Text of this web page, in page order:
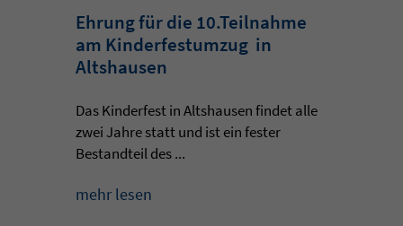
Ehrung für die 10.Teilnahme
am Kinderfestumzug in
Altshausen
Das Kinderfest in Altshausen findet alle
zwei Jahre statt und ist ein fester
Bestandteil des ...
mehr lesen